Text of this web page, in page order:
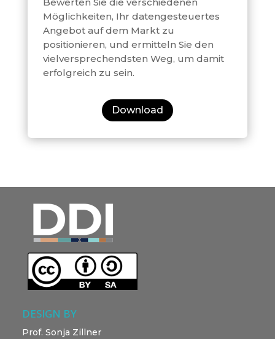
Möglichkeiten, Ihr datengesteuertes
Angebot auf dem Markt zu
positionieren, und ermitteln Sie den
vielversprechendsten Weg, um damit
erfolgreich zu sein.
Download
DESIGN BY
Prof. Sonja Zillner